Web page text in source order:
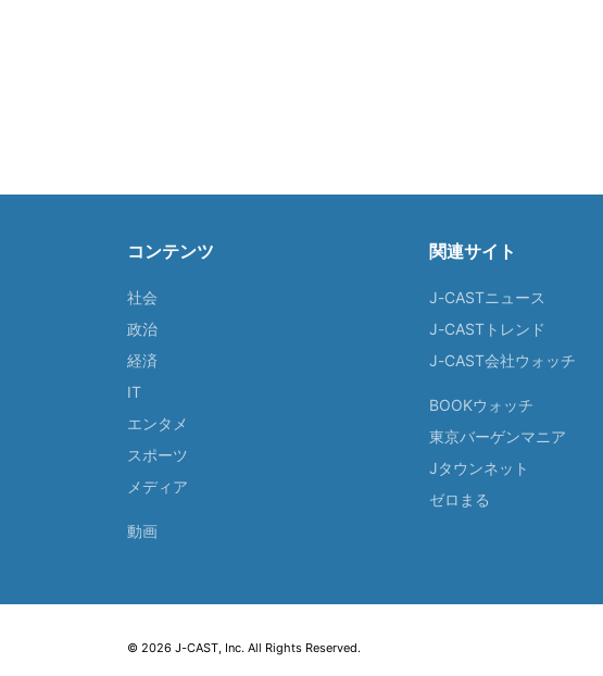
コンテンツ
社会
政治
経済
IT
エンタメ
スポーツ
メディア
動画
関連サイト
J-CASTニュース
J-CASTトレンド
J-CAST会社ウォッチ
BOOKウォッチ
東京バーゲンマニア
Jタウンネット
ゼロまる
© 2026 J-CAST, Inc. All Rights Reserved.